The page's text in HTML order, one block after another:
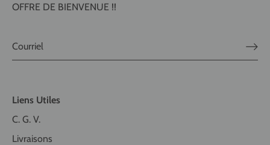
OFFRE DE BIENVENUE !!
Liens Utiles
C. G. V.
Livraisons